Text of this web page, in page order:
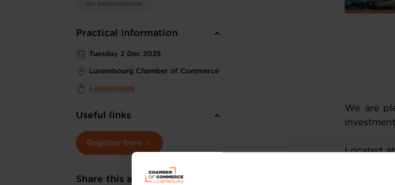
Go International
Practical information
Tuesday 2 Dec 2025
Luxembourg Chamber of Commerce
1 attachment
Useful links
Register here
Share this article
We are
Located
between